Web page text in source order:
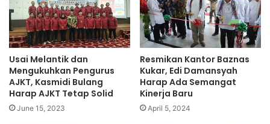
Usai Melantik dan
Mengukuhkan Pengurus
AJKT, Kasmidi Bulang
Harap AJKT Tetap Solid
June 15, 2023
Resmikan Kantor Baznas
Kukar, Edi Damansyah
Harap Ada Semangat
Kinerja Baru
April 5, 2024